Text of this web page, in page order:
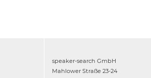
speaker-search GmbH
Mahlower Straße 23-24